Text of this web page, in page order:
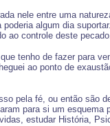
nele entre uma
algum dia
ao controle deste
tenho de fazer para
ao ponto de
pela fé, ou então são
para si um
estudar História,